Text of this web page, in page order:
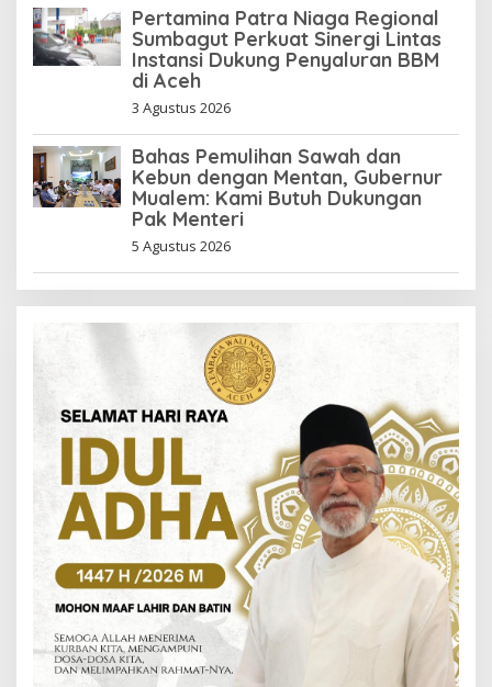
Pertamina Patra Niaga Regional
Sumbagut Perkuat Sinergi Lintas
Instansi Dukung Penyaluran BBM
di Aceh
3 Agustus 2026
Bahas Pemulihan Sawah dan
Kebun dengan Mentan, Gubernur
Mualem: Kami Butuh Dukungan
Pak Menteri
5 Agustus 2026